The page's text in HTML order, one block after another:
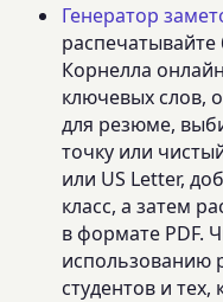
Генератор
Корнелла
ключевых слов,
для резюме,
точку или
или US Letter,
класс, а затем
в формате PDF.
использованию
студентов и тех,